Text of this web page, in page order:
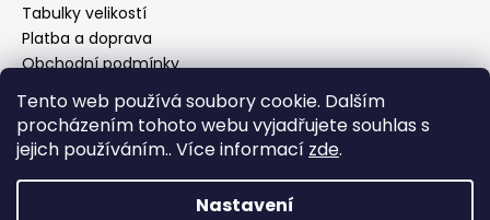
Tento web používá soubory cookie. Dalším
procházením tohoto webu vyjadřujete souhlas s
jejich používáním.. Více informací zde.
Nastavení
Tabulky velikostí
Platba a doprava
Obchodní podmínky
Ochrana osobních údajů
Reklamační řád
Moje objednávka